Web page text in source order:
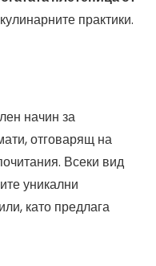
практики.
начин за
отговарящ на
Всеки вид
уникални
като предлага